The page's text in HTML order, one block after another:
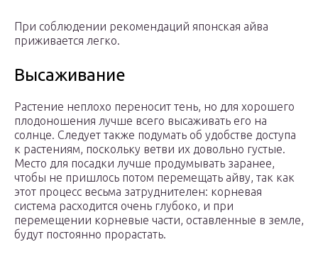
При соблюдении рекомендаций японская айва
приживается легко.
Высаживание
Растение неплохо переносит тень, но для хорошего
плодоношения лучше всего высаживать его на
солнце. Следует также подумать об удобстве доступа
к растениям, поскольку ветви их довольно густые.
Место для посадки лучше продумывать заранее,
чтобы не пришлось потом перемещать айву, так как
этот процесс весьма затруднителен: корневая
система расходится очень глубоко, и при
перемещении корневые части, оставленные в земле,
будут постоянно прорастать.